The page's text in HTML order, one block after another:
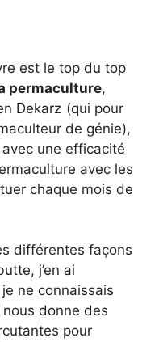
est le top du top
permaculture,
Dekarz (qui pour
de génie),
une efficacité
avec les
chaque mois de
différentes façons
j’en ai
ne connaissais
donne des
pour